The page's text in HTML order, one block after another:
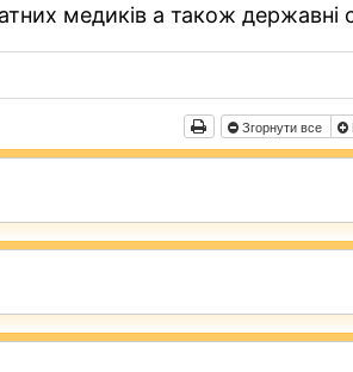
медиків а також державні
Згорнути все